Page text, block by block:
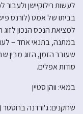
לעשות רילוקיישן
בביתו של אמט (לורנס
למציאת הנכס הנכון
במתנה, בתנאי אחד –
שעובר הזמן, הזוג מבין
סודות אפלים.
במאי: ווהן סטיין
שחקנים: ג'ורדנה